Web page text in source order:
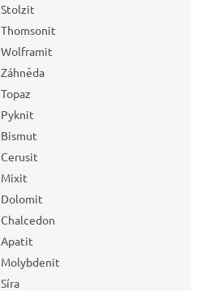
Stolzit
Thomsonit
Wolframit
Záhněda
Topaz
Pyknit
Bismut
Cerusit
Mixit
Dolomit
Chalcedon
Apatit
Molybdenit
Síra